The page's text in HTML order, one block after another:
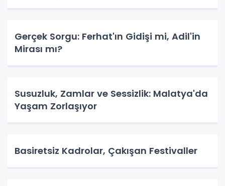
Gerçek Sorgu: Ferhat'ın Gidişi mi, Adil'in
Mirası mı?
Susuzluk, Zamlar ve Sessizlik: Malatya'da
Yaşam Zorlaşıyor
Basiretsiz Kadrolar, Çakışan Festivaller